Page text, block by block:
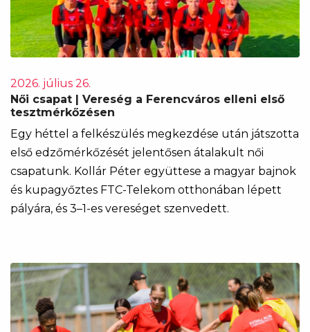
2026. július 26.
Női csapat | Vereség a Ferencváros elleni első
tesztmérkőzésen
Egy héttel a felkészülés megkezdése után játszotta
első edzőmérkőzését jelentősen átalakult női
csapatunk. Kollár Péter együttese a magyar bajnok
és kupagyőztes FTC-Telekom otthonában lépett
pályára, és 3–1-es vereséget szenvedett.